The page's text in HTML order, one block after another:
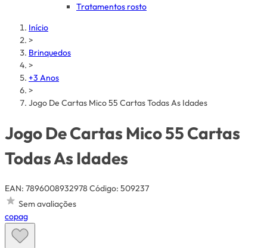
Tratamentos rosto
Início
>
Brinquedos
>
+3 Anos
>
Jogo De Cartas Mico 55 Cartas Todas As Idades
Jogo De Cartas Mico 55 Cartas
Todas As Idades
EAN: 7896008932978 Código: 509237
Sem avaliações
copag